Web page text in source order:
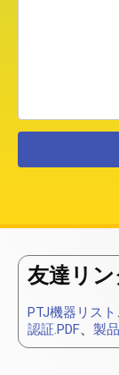
友達リン
PTJ機器リスト
認証.PDF、 製